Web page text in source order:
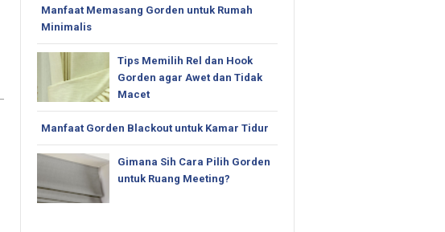
Manfaat Memasang Gorden untuk Rumah
Minimalis
Tips Memilih Rel dan Hook
Gorden agar Awet dan Tidak
Macet
Manfaat Gorden Blackout untuk Kamar Tidur
Gimana Sih Cara Pilih Gorden
untuk Ruang Meeting?